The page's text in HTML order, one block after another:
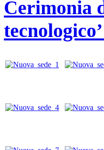
Cerimonia